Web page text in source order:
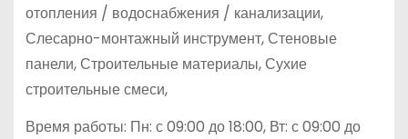
отопления / водоснабжения / канализации,
Слесарно-монтажный инструмент, Стеновые
панели, Строительные материалы, Сухие
строительные смеси,
Время работы: Пн: с 09:00 до 18:00, Вт: с 09:00 до